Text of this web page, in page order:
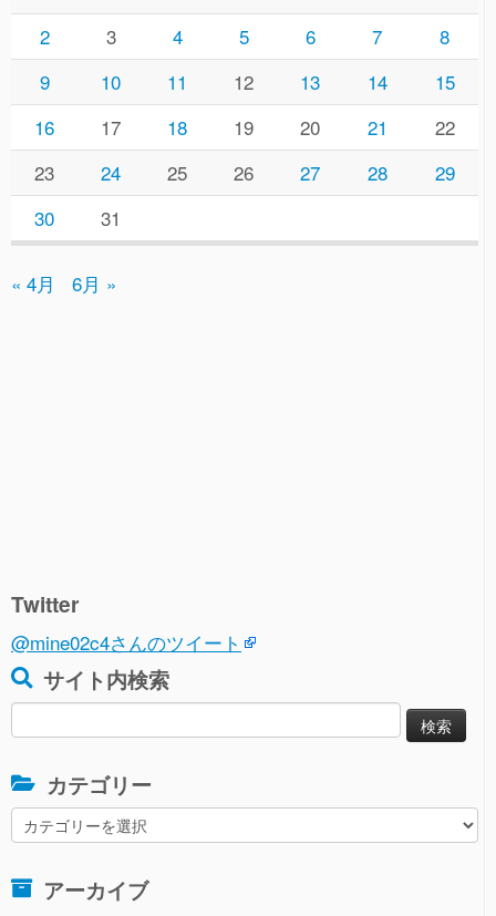
2
3 4 5 6 7
8
9
10 11 12 13 14
15
16
17 18 19 20 21
22
23
24 25 26 27 28
29
30
31
« 4月 6月 »
Twitter
@mine02c4さんのツイート
サイト内検索
検
索:
カテゴリー
カ
テ
リ
アーカイブ